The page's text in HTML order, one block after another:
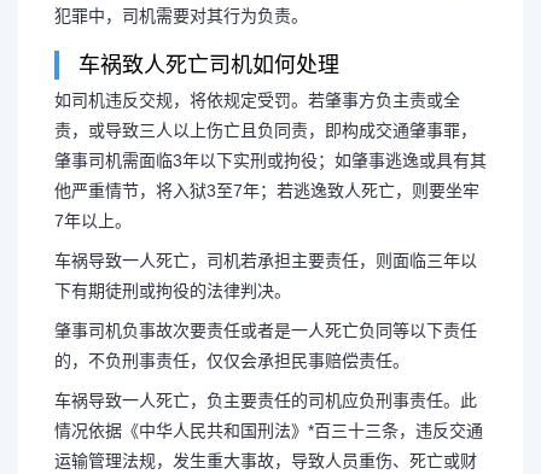
犯罪中，司机需要对其行为负责。
车祸致人死亡司机如何处理
如司机违反交规，将依规定受罚。若肇事方负主责或全
责，或导致三人以上伤亡且负同责，即构成交通肇事罪，
肇事司机需面临3年以下实刑或拘役；如肇事逃逸或具有其
他严重情节，将入狱3至7年；若逃逸致人死亡，则要坐牢
7年以上。
车祸导致一人死亡，司机若承担主要责任，则面临三年以
下有期徒刑或拘役的法律判决。
肇事司机负事故次要责任或者是一人死亡负同等以下责任
的，不负刑事责任，仅仅会承担民事赔偿责任。
车祸导致一人死亡，负主要责任的司机应负刑事责任。此
情况依据《中华人民共和国刑法》*百三十三条，违反交通
运输管理法规，发生重大事故，导致人员重伤、死亡或财